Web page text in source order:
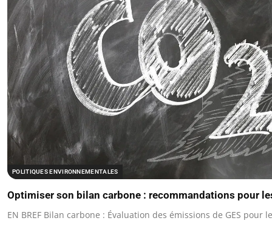
POLITIQUES ENVIRONNEMENTALES
Optimiser son bilan carbone : recommandations pour
EN BREF Bilan carbone : Évaluation des émissions de GES pour